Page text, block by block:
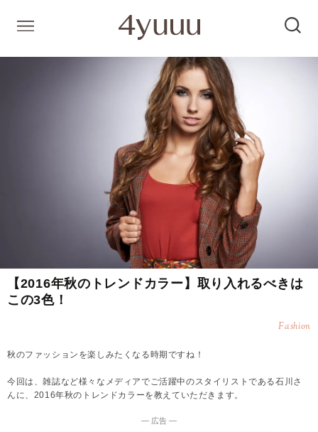
【2016年秋のトレンドカラー】取り入れるべきは
この3色！
Fashion
秋のファッションを楽しみたくなる時期ですね！
今回は、雑誌など様々なメディアでご活躍中のスタイリストである石川さ
んに、2016年秋のトレンドカラーを教えていただきます。
― 広告 ―